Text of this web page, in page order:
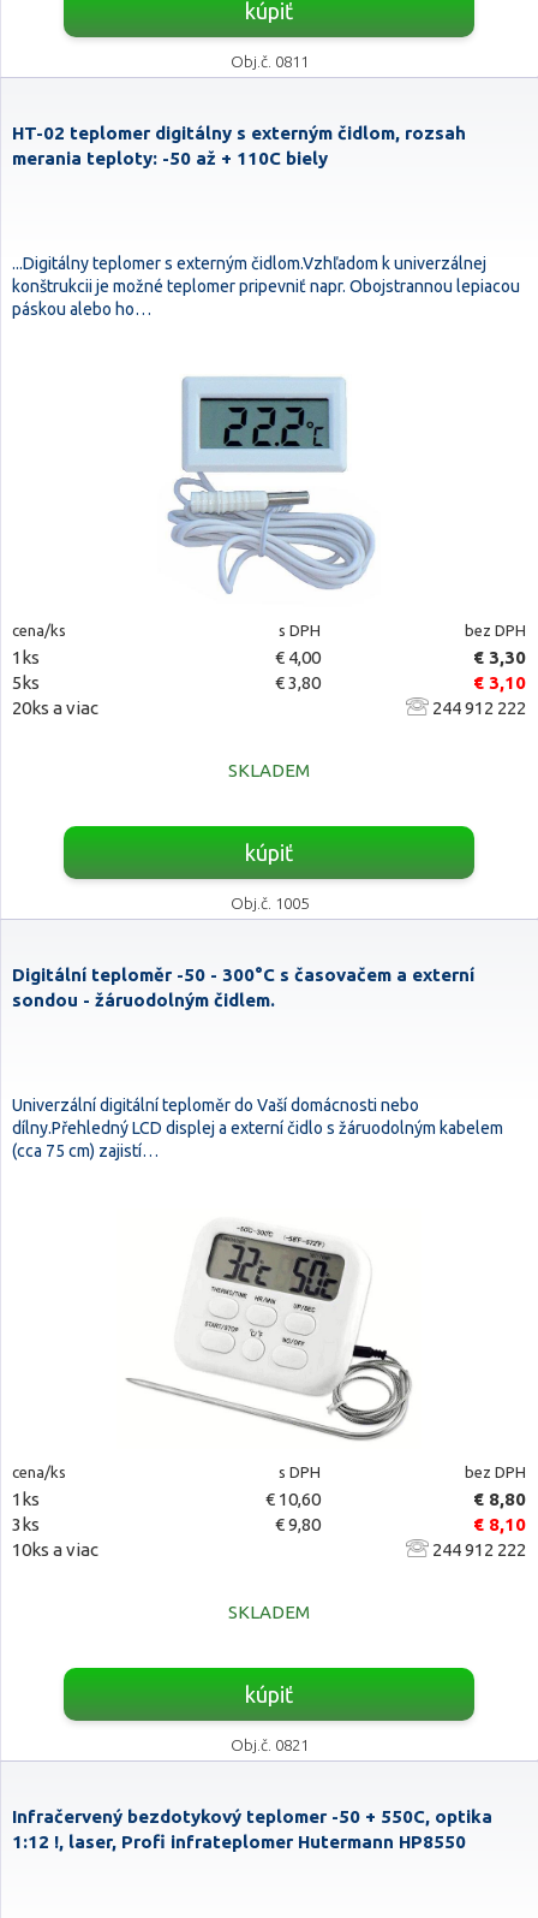
kúpiť
Obj.č. 0811
HT-02 teplomer digitálny s externým čidlom, rozsah
merania teploty: -50 až + 110C biely
...Digitálny teplomer s externým čidlom.Vzhľadom k univerzálnej
konštrukcii je možné teplomer pripevniť napr. Obojstrannou lepiacou
páskou alebo ho…
cena/ks s DPH bez DPH
1ks € 4,00
€ 3,30
5ks
€ 3,80
€ 3,10
20ks a viac
244 912 222
SKLADEM
kúpiť
Obj.č. 1005
Digitální teploměr -50 - 300°C s časovačem a externí
sondou - žáruodolným čidlem.
Univerzální digitální teploměr do Vaší domácnosti nebo
dílny.Přehledný LCD displej a externí čidlo s žáruodolným kabelem
(cca 75 cm) zajistí…
cena/ks s DPH bez DPH
1ks € 10,60
€ 8,80
3ks
€ 9,80
€ 8,10
10ks a viac
244 912 222
SKLADEM
kúpiť
Obj.č. 0821
Infračervený bezdotykový teplomer -50 + 550C, optika
1:12 !, laser, Profi infrateplomer Hutermann HP8550